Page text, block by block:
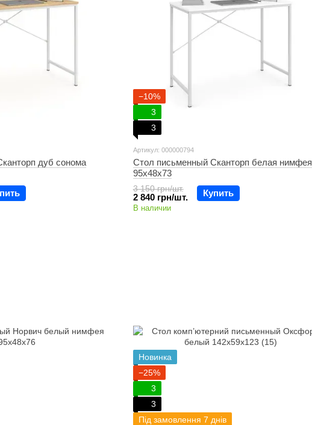
дуб сонома
−10%
3
3
Артикул: 000000794
Стол письменный Сканторп белая нимфея
95х48х73
3 150 грн/шт.
2 840 грн/шт. Купить
В наличии
Новинка
−25%
3
3
Під замовлення 7 днів